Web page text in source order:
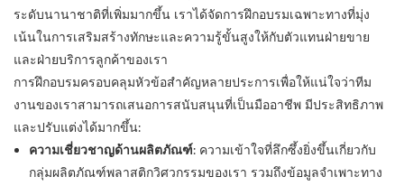
ระดับนานาชาติที่เพิ่มมากขึ้น เราได้จัดการฝึกอบรมเฉพาะทางที่มุ่ง
เน้นในการเสริมสร้างทักษะและความรู้ขั้นสูงให้กับตัวแทนฝ่ายขาย
และฝ่ายบริการลูกค้าของเรา
การฝึกอบรมครอบคลุมหัวข้อสำคัญหลายประการเพื่อให้แน่ใจว่าทีม
งานของเราสามารถเสนอการสนับสนุนที่เป็นมืออาชีพ มีประสิทธิภาพ
และปรับแต่งได้มากขึ้น:
ความเชี่ยวชาญด้านผลิตภัณฑ์:ความเข้าใจที่ลึกซึ้งยิ่งขึ้นเกี่ยวกับ
กลุ่มผลิตภัณฑ์พลาสติกวิศวกรรมของเรา รวมถึงข้อมูลจำเพาะทาง